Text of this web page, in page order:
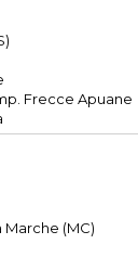
Frecce Apuane
Marche (MC)